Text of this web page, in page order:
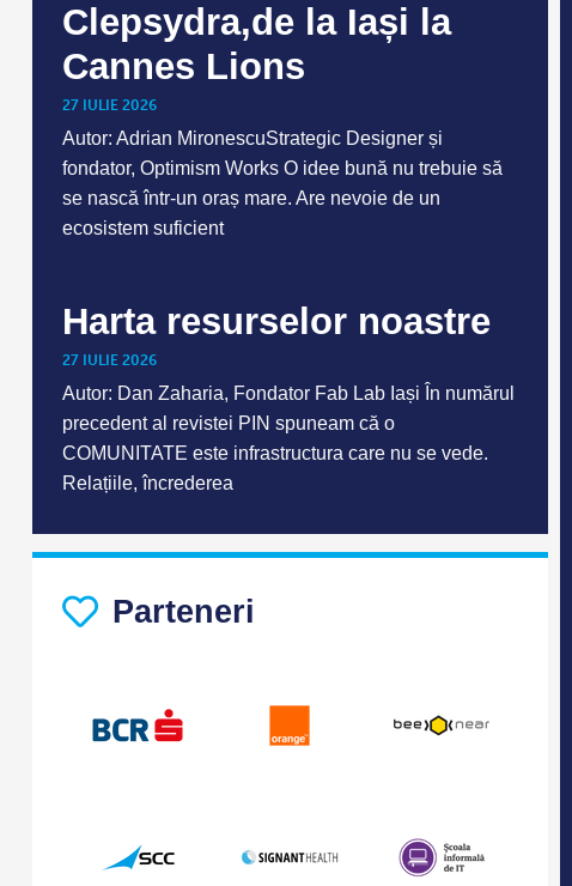
Clepsydra,de la Iași la
Cannes Lions
27 IULIE 2026
Autor: Adrian MironescuStrategic Designer și
fondator, Optimism Works O idee bună nu trebuie să
se nască într-un oraș mare. Are nevoie de un
ecosistem suficient
Harta resurselor noastre
27 IULIE 2026
Autor: Dan Zaharia, Fondator Fab Lab Iași În numărul
precedent al revistei PIN spuneam că o
COMUNITATE este infrastructura care nu se vede.
Relațiile, încrederea
Parteneri